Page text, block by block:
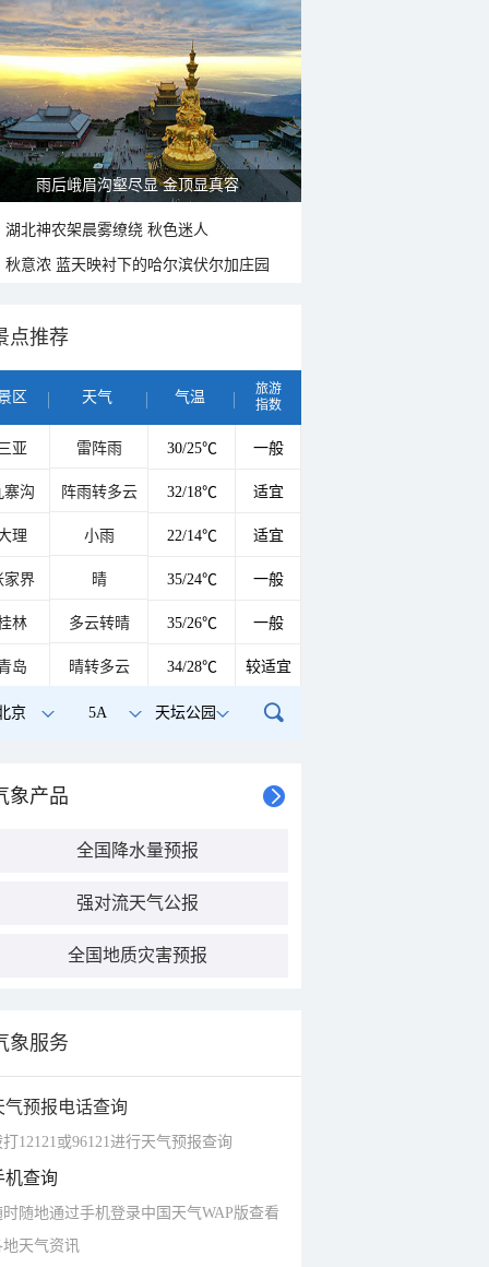
雨后峨眉沟壑尽显 金顶显真容
湖北神农架晨雾缭绕 秋色迷人
秋意浓 蓝天映衬下的哈尔滨伏尔加庄园
点推荐
区 天气 气温
旅游
指数
亚 雷阵雨 30/25℃ 一般
寨沟 阵雨转多云 32/18℃ 适宜
理 小雨 22/14℃ 适宜
家界 晴 35/24℃ 一般
林 多云转晴 35/26℃ 一般
岛 晴转多云 34/28℃ 较适宜
京 5A 天坛公园
象产品
全国降水量预报
强对流天气公报
全国地质灾害预报
象服务
气预报电话查询
打12121或96121进行天气预报查询
机查询
时随地通过手机登录中国天气WAP版查看
地天气资讯